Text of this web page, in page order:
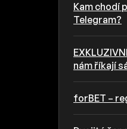
Kam chodí
Telegram?
nám říkají
forBET –